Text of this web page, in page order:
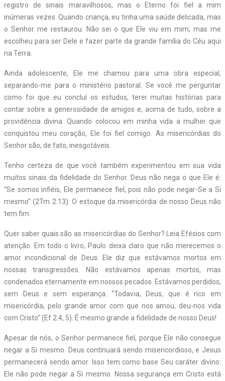
registro de sinais maravilhosos, mas o Eterno foi fiel a mim
inúmeras vezes. Quando criança, eu tinha uma saúde delicada, mas
o Senhor me restaurou. Não sei o que Ele viu em mim, mas me
escolheu para ser Dele e fazer parte da grande família do Céu aqui
na Terra.
Ainda adolescente, Ele me chamou para uma obra especial,
separando-me para o ministério pastoral. Se você me perguntar
como foi que eu concluí os estudos, terei muitas histórias para
contar sobre a generosidade de amigos e, acima de tudo, sobre a
providência divina. Quando colocou em minha vida a mulher que
conquistou meu coração, Ele foi fiel comigo. As misericórdias do
Senhor são, de fato, inesgotáveis.
Tenho certeza de que você também experimentou em sua vida
muitos sinais da fidelidade do Senhor. Deus não nega o que Ele é:
“Se somos infiéis, Ele permanece fiel, pois não pode negar-Se a Si
mesmo” (2Tm 2:13). O estoque da misericórdia de nosso Deus não
tem fim.
Quer saber quais são as misericórdias do Senhor? Leia Efésios com
atenção. Em todo o livro, Paulo deixa claro que não merecemos o
amor incondicional de Deus. Ele diz que estávamos mortos em
nossas transgressões. Não estávamos apenas mortos, mas
condenados eternamente em nossos pecados. Estávamos perdidos,
sem Deus e sem esperança. “Todavia, Deus, que é rico em
misericórdia, pelo grande amor com que nos amou, deu-nos vida
com Cristo” (Ef 2:4, 5). É mesmo grande a fidelidade de nosso Deus!
Apesar de nós, o Senhor permanece fiel, porque Ele não consegue
negar a Si mesmo. Deus continuará sendo misericordioso, e Jesus
permanecerá sendo amor. Isso tem como base Seu caráter divino:
Ele não pode negar a Si mesmo. Nossa segurança em Cristo está